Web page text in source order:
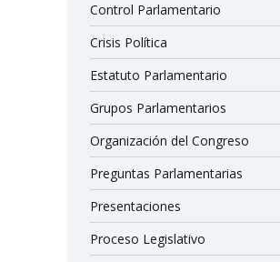
Control Parlamentario
Crisis Política
Estatuto Parlamentario
Grupos Parlamentarios
Organización del Congreso
Preguntas Parlamentarias
Presentaciones
Proceso Legislativo